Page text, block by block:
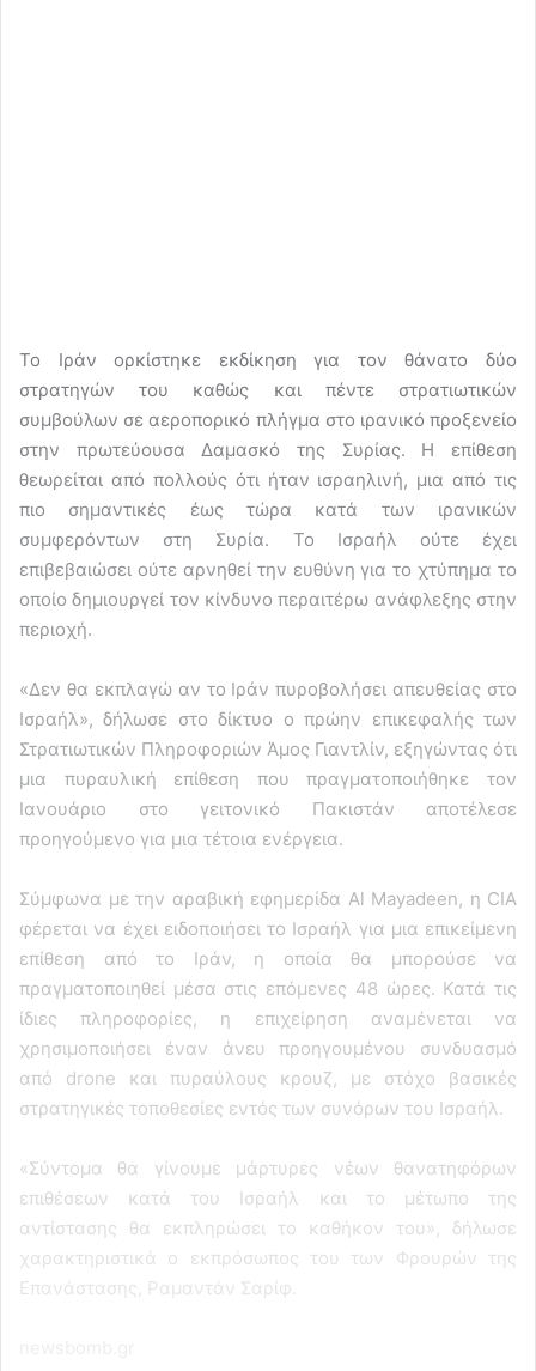
Το Ιράν ορκίστηκε εκδίκηση για τον θάνατο δύο
στρατηγών του καθώς και πέντε στρατιωτικών
συμβούλων σε αεροπορικό πλήγμα στο ιρανικό προξενείο
στην πρωτεύουσα Δαμασκό της Συρίας. Η επίθεση
θεωρείται από πολλούς ότι ήταν ισραηλινή, μια από τις
πιο σημαντικές έως τώρα κατά των ιρανικών
συμφερόντων στη Συρία. Το Ισραήλ ούτε έχει
επιβεβαιώσει ούτε αρνηθεί την ευθύνη για το χτύπημα το
οποίο δημιουργεί τον κίνδυνο περαιτέρω ανάφλεξης στην
περιοχή.
«Δεν θα εκπλαγώ αν το Ιράν πυροβολήσει απευθείας στο
Ισραήλ», δήλωσε στο δίκτυο ο πρώην επικεφαλής των
Στρατιωτικών Πληροφοριών Άμος Γιαντλίν, εξηγώντας ότι
μια πυραυλική επίθεση που πραγματοποιήθηκε τον
Ιανουάριο στο γειτονικό Πακιστάν αποτέλεσε
προηγούμενο για μια τέτοια ενέργεια.
Σύμφωνα με την αραβική εφημερίδα Al Mayadeen, η CIA
φέρεται να έχει ειδοποιήσει το Ισραήλ για μια επικείμενη
επίθεση από το Ιράν, η οποία θα μπορούσε να
πραγματοποιηθεί μέσα στις επόμενες 48 ώρες. Κατά τις
ίδιες πληροφορίες, η επιχείρηση αναμένεται να
χρησιμοποιήσει έναν άνευ προηγουμένου συνδυασμό
από drone και πυραύλους κρουζ, με στόχο βασικές
στρατηγικές τοποθεσίες εντός των συνόρων του Ισραήλ.
«Σύντομα θα γίνουμε μάρτυρες νέων θανατηφόρων
επιθέσεων κατά του Ισραήλ και το μέτωπο της
αντίστασης θα εκπληρώσει το καθήκον του», δήλωσε
χαρακτηριστικά ο εκπρόσωπος του των Φρουρών της
Επανάστασης, Ραμαντάν Σαρίφ.